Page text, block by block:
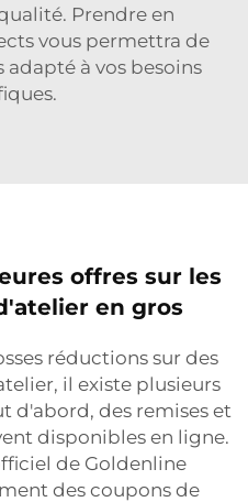
Prendre en
vous permettra de
à vos besoins
offres sur les
en gros
réductions sur des
il existe plusieurs
d'abord, des remises et
disponibles en ligne.
de Goldenline
des coupons de